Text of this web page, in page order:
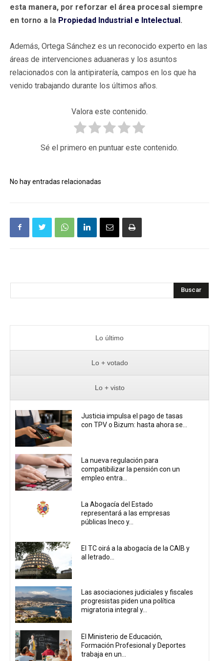
esta manera, por reforzar el área procesal siempre
en torno a la Propiedad Industrial e Intelectual.
Además, Ortega Sánchez es un reconocido experto en las
áreas de intervenciones aduaneras y los asuntos
relacionados con la antipiratería, campos en los que ha
venido trabajando durante los últimos años.
Valora este contenido.
Sé el primero en puntuar este contenido.
No hay entradas relacionadas
Buscar
Lo último
Lo + votado
Lo + visto
Justicia impulsa el pago de tasas
con TPV o Bizum: hasta ahora se...
La nueva regulación para
compatibilizar la pensión con un
empleo entra...
La Abogacía del Estado
representará a las empresas
públicas Ineco y...
El TC oirá a la abogacía de la CAIB y
al letrado...
Las asociaciones judiciales y fiscales
progresistas piden una política
migratoria integral y...
El Ministerio de Educación,
Formación Profesional y Deportes
trabaja en un...